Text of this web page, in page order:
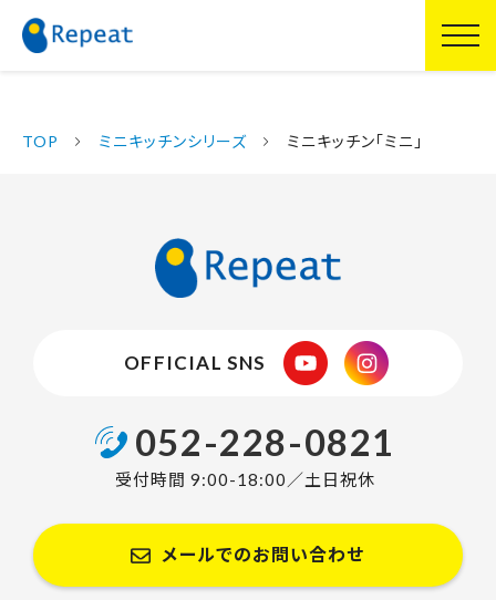
TOP ミニキッチンシリーズ ミニキッチン「ミニ」
OFFICIAL SNS
052-228-0821
受付時間 9:00-18:00／土日祝休
メールでのお問い合わせ